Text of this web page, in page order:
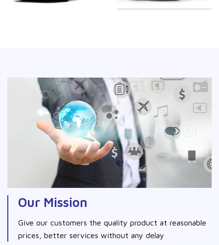
Our Mission
Give our customers the quality product at reasonable
prices, better services without any delay